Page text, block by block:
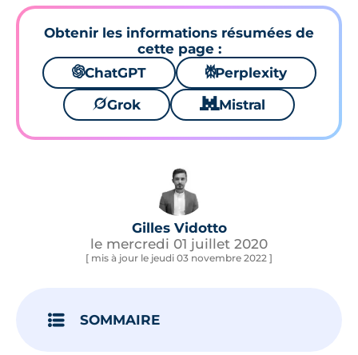
Obtenir les informations résumées de
cette page :
🌌ChatGPT ⚙Perplexity
🪐Grok 🐱 Mistral
Gilles Vidotto
le mercredi 01 juillet 2020
[ mis à jour le jeudi 03 novembre 2022 ]
SOMMAIRE